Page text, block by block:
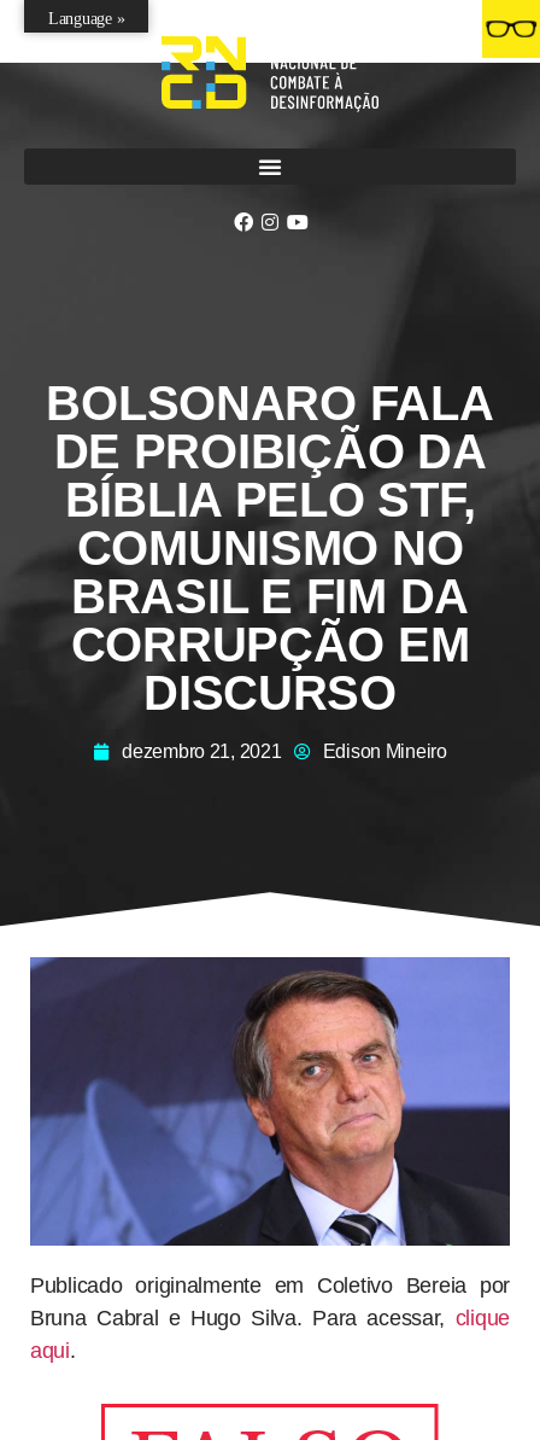
BOLSONARO FALA
DE PROIBIÇÃO DA
BÍBLIA PELO STF,
COMUNISMO NO
BRASIL E FIM DA
CORRUPÇÃO EM
DISCURSO
dezembro 21, 2021 Edison Mineiro
Publicado originalmente em Coletivo Bereia por
Bruna Cabral e Hugo Silva. Para acessar, clique
aqui.
Language »